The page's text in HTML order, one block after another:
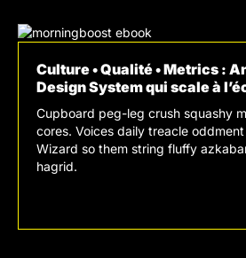
Culture • Qualité • Metrics :
Design System qui scale à
Cupboard peg-leg crush squashy
cores. Voices daily treacle
Wizard so them string fluffy
hagrid.